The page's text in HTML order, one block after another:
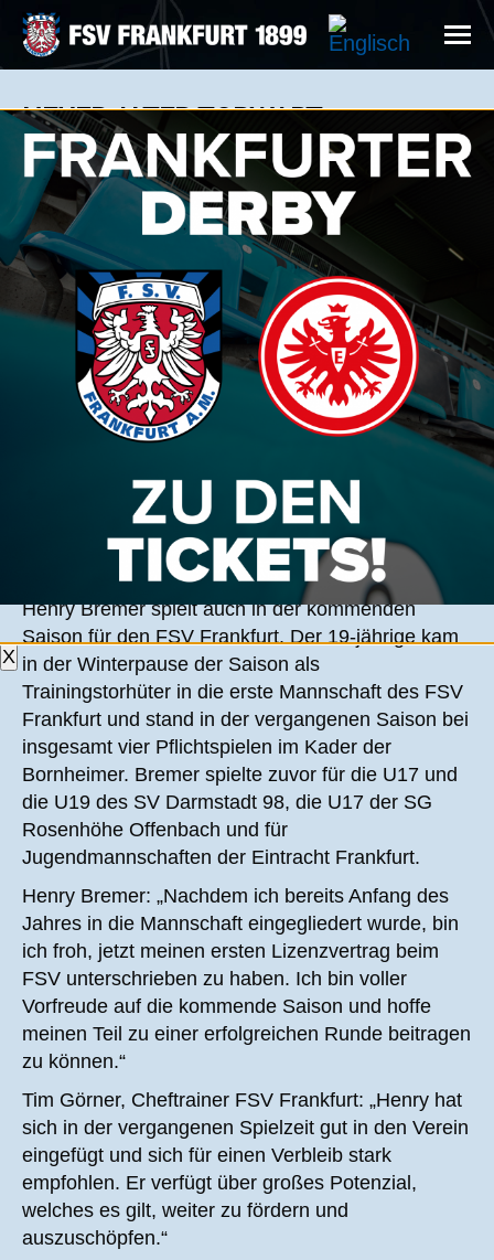
NEUER ALTER TORWART
News: 25.05.2022
Spielt in der kommenden Saison für den FSV
Frankfurt: Henry Bremer //Foto: FSV Frankfurt
HENRY BREMER BLEIBT EIN SCHWARZ-
BLAUER
Henry Bremer spielt auch in der kommenden
Saison für den FSV Frankfurt. Der 19-jährige kam
in der Winterpause der Saison als
Trainingstorhüter in die erste Mannschaft des FSV
Frankfurt und stand in der vergangenen Saison bei
insgesamt vier Pflichtspielen im Kader der
Bornheimer. Bremer spielte zuvor für die U17 und
die U19 des SV Darmstadt 98, die U17 der SG
Rosenhöhe Offenbach und für
Jugendmannschaften der Eintracht Frankfurt.
Henry Bremer: „Nachdem ich bereits Anfang des
Jahres in die Mannschaft eingegliedert wurde, bin
ich froh, jetzt meinen ersten Lizenzvertrag beim
FSV unterschrieben zu haben. Ich bin voller
Vorfreude auf die kommende Saison und hoffe
meinen Teil zu einer erfolgreichen Runde beitragen
zu können.“
Tim Görner, Cheftrainer FSV Frankfurt: „Henry hat
sich in der vergangenen Spielzeit gut in den Verein
eingefügt und sich für einen Verbleib stark
empfohlen. Er verfügt über großes Potenzial,
welches es gilt, weiter zu fördern und
auszuschöpfen.“
X